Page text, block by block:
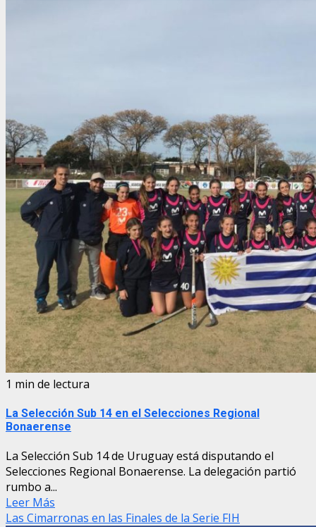
1 min de lectura
La Selección Sub 14 en el Selecciones Regional
Bonaerense
La Selección Sub 14 de Uruguay está disputando el
Selecciones Regional Bonaerense. La delegación partió
rumbo a...
Leer Más
Las Cimarronas en las Finales de la Serie FIH